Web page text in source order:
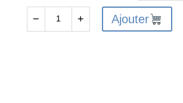
− + Ajouter
de
FTX